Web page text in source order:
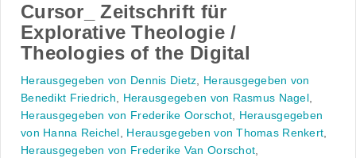
Cursor_ Zeitschrift für
Explorative Theologie /
Theologies of the Digital
Herausgegeben von Dennis Dietz, Herausgegeben von
Benedikt Friedrich, Herausgegeben von Rasmus Nagel,
Herausgegeben von Frederike Oorschot, Herausgegeben
von Hanna Reichel, Herausgegeben von Thomas Renkert,
Herausgegeben von Frederike Van Oorschot,